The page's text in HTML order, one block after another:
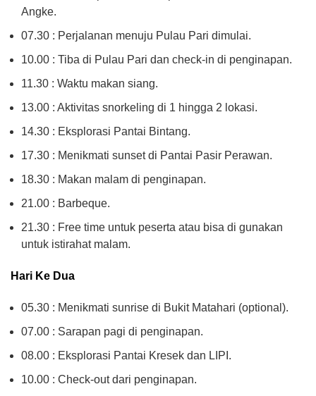
Angke.
07.30 : Perjalanan menuju Pulau Pari dimulai.
10.00 : Tiba di Pulau Pari dan check-in di penginapan.
11.30 : Waktu makan siang.
13.00 : Aktivitas snorkeling di 1 hingga 2 lokasi.
14.30 : Eksplorasi Pantai Bintang.
17.30 : Menikmati sunset di Pantai Pasir Perawan.
18.30 : Makan malam di penginapan.
21.00 : Barbeque.
21.30 : Free time untuk peserta atau bisa di gunakan
untuk istirahat malam.
Hari Ke Dua
05.30 : Menikmati sunrise di Bukit Matahari (optional).
07.00 : Sarapan pagi di penginapan.
08.00 : Eksplorasi Pantai Kresek dan LIPI.
10.00 : Check-out dari penginapan.